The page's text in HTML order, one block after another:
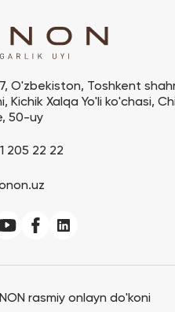
O'zbekiston, Toshkent
Kichik Xalqa Yo'li ko'chasi,
50-uy
205 22 22
rasmiy onlayn do'koni